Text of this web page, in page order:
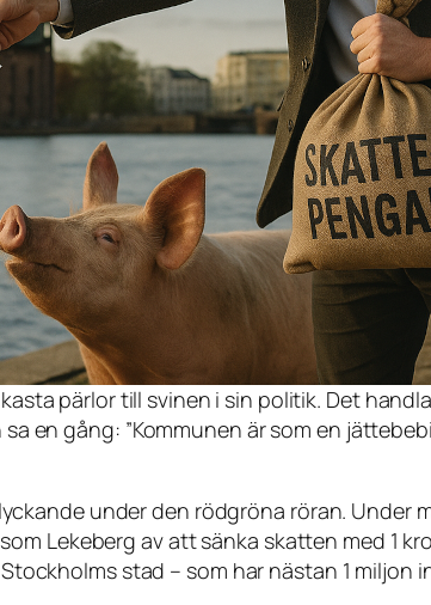
pärlor till svinen i sin politik. Det
en gång: ”Kommunen är som en
under den rödgröna röran.
Lekeberg av att sänka skatten med 1
stad – som har nästan 1 miljon